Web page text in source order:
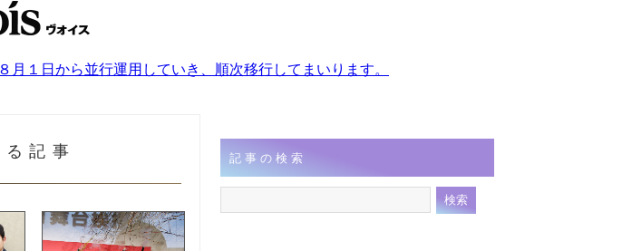
１日から並行運用していき、順次移行してまいります。
記事 記事の検索